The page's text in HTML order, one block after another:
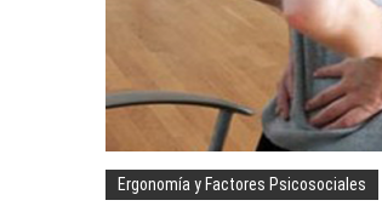
Ergonomía y Factores Psicosociales